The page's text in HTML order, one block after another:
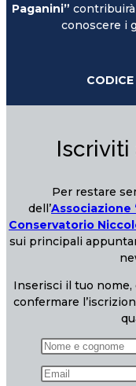
Paganini”
conoscere i
Per restare
dell’Associazione
Conservatorio
sui principali
Inserisci il tuo
confermare